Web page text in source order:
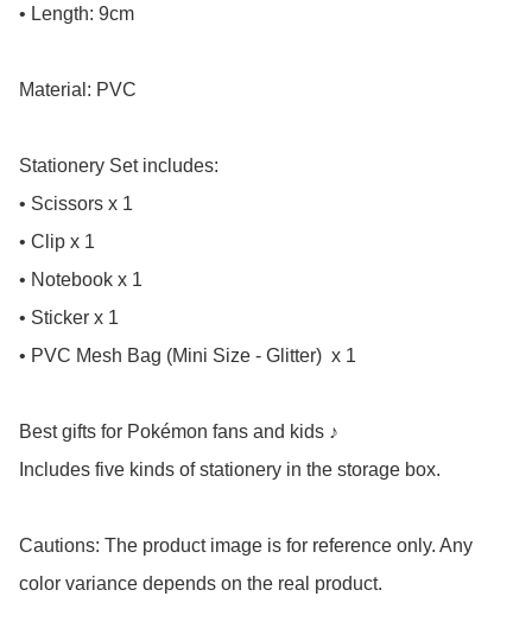
• Length: 9cm
Material: PVC
Stationery Set includes:
• Scissors x 1
• Clip x 1
• Notebook x 1
• Sticker x 1
• PVC Mesh Bag (Mini Size - Glitter)  x 1
Best gifts for Pokémon fans and kids ♪
Includes five kinds of stationery in the storage box.
Cautions: The product image is for reference only. Any
color variance depends on the real product.